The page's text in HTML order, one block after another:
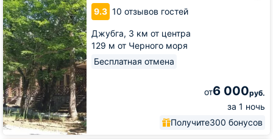
9.3 10 отзывов гостей
Джубга, 3 км от центра
129 м от Черного моря
Бесплатная отмена
от6 000руб.
за 1 ночь
Получите300 бонусов
Paradise